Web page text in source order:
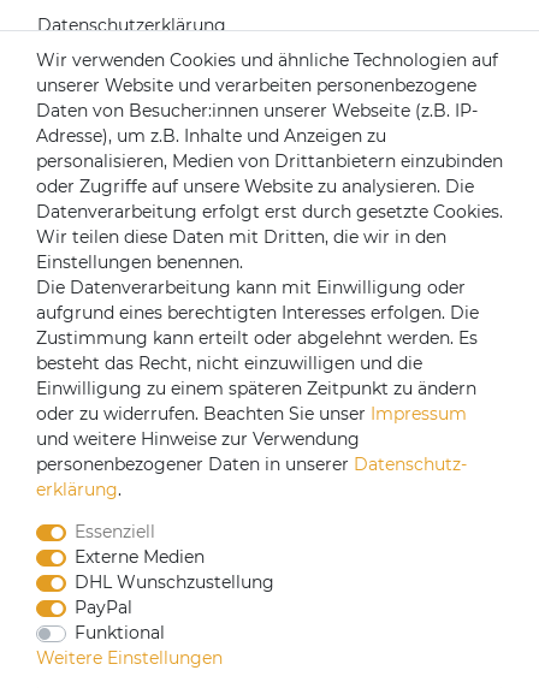
Datenschutzerklärung
Widerrufsrecht
Impressum
Kontakt
Über uns
Mein Konto
Login
Registrieren
Versandpartner
CoffeeB2B hat eine Einkaufsvereinbarung mit
Coffeefair. Sollten Sie den Mindestbestellwert nicht
Wir verwenden Cookies und ähnliche Technologien auf
unserer Website und verarbeiten personenbezogene
Daten von Besucher:innen unserer Webseite (z.B. IP-
Adresse), um z.B. Inhalte und Anzeigen zu
personalisieren, Medien von Drittanbietern einzubinden
oder Zugriffe auf unsere Website zu analysieren. Die
Datenverarbeitung erfolgt erst durch gesetzte Cookies.
Wir teilen diese Daten mit Dritten, die wir in den
Einstellungen benennen.
Die Datenverarbeitung kann mit Einwilligung oder
aufgrund eines berechtigten Interesses erfolgen. Die
Zustimmung kann erteilt oder abgelehnt werden. Es
besteht das Recht, nicht einzuwilligen und die
Einwilligung zu einem späteren Zeitpunkt zu ändern
oder zu widerrufen. Beachten Sie unser Impressum
und weitere Hinweise zur Verwendung
personenbezogener Daten in unserer Daten­schutz­
erklärung.
Essenziell
Externe Medien
DHL Wunschzustellung
PayPal
Funktional
Weitere Einstellungen